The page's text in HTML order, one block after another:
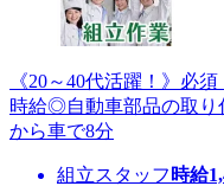
《20～40代活躍！》必
時給◎自動車部品の取り
から車で8分
組立スタッフ 時給